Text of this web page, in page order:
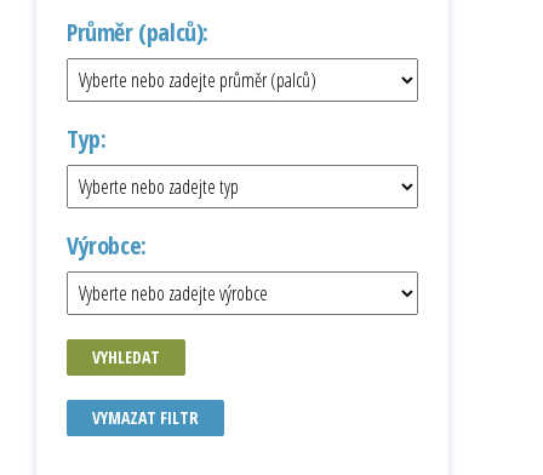
Průměr (palců):
Typ:
Výrobce:
VYHLEDAT
VYMAZAT FILTR